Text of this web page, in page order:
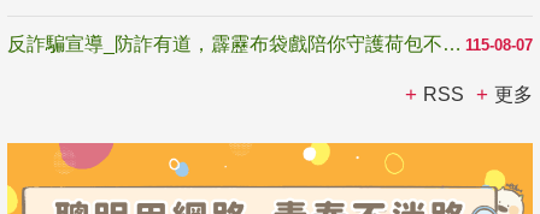
115-08-07
反詐騙宣導_防詐有道，霹靂布袋戲陪你守護荷包不受騙
RSS 更多